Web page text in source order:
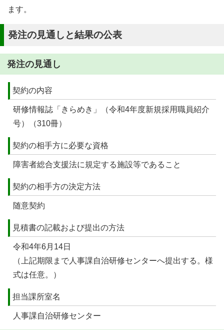
ます。
発注の見通しと結果の公表
発注の見通し
契約の内容
研修情報誌「きらめき」（令和4年度新規採用職員紹介
号）（310冊）
契約の相手方に必要な資格
障害者総合支援法に規定する施設等であること
契約の相手方の決定方法
随意契約
見積書の記載および提出の方法
令和4年6月14日
（上記期限まで人事課自治研修センターへ提出する。様
式は任意。）
担当課所室名
人事課自治研修センター